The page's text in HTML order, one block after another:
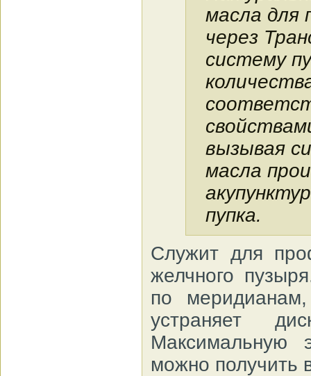
масла для
через
систему
вызывая
масла
пупка.
Служит для
желчного
по
устраняет
Максимальную
можно получить